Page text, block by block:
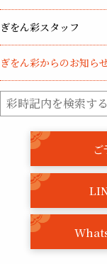
ぎをん彩スタッフ
ぎをん彩からのお知ら